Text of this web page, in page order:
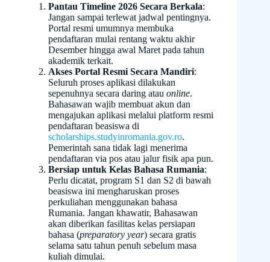
Pantau Timeline 2026 Secara Berkala:
Jangan sampai terlewat jadwal pentingnya.
Portal resmi umumnya membuka
pendaftaran mulai rentang waktu akhir
Desember hingga awal Maret pada tahun
akademik terkait.
Akses Portal Resmi Secara Mandiri:
Seluruh proses aplikasi dilakukan
sepenuhnya secara daring atau online.
Bahasawan wajib membuat akun dan
mengajukan aplikasi melalui platform resmi
pendaftaran beasiswa di
scholarships.studyinromania.gov.ro.
Pemerintah sana tidak lagi menerima
pendaftaran via pos atau jalur fisik apa pun.
Bersiap untuk Kelas Bahasa Rumania:
Perlu dicatat, program S1 dan S2 di bawah
beasiswa ini mengharuskan proses
perkuliahan menggunakan bahasa
Rumania. Jangan khawatir, Bahasawan
akan diberikan fasilitas kelas persiapan
bahasa (preparatory year) secara gratis
selama satu tahun penuh sebelum masa
kuliah dimulai.